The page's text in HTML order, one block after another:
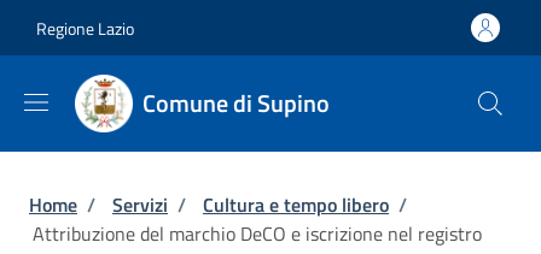
Regione Lazio
Comune di Supino
Briciole di pane
Home / Servizi / Cultura e tempo libero /
Attribuzione del marchio DeCO e iscrizione nel registro